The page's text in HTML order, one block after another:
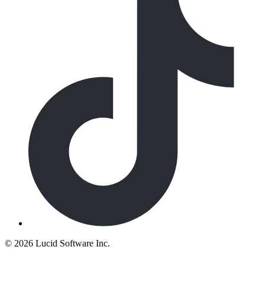
© 2026 Lucid Software Inc.